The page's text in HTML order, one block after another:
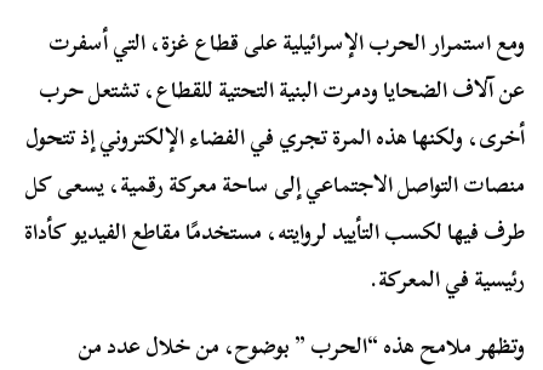
ومع استمرار الحرب الإسرائيلية على قطاع غزة، التي أسفرت
عن آلاف الضحايا ودمرت البنية التحتية للقطاع، تشتعل حرب
أخرى، ولكنها هذه المرة تجري في الفضاء الإلكتروني إذ تتحول
منصات التواصل الاجتماعي إلى ساحة معركة رقمية، يسعى كل
طرف فيها لكسب التأييد لروايته، مستخدمًا مقاطع الفيديو كأداة
رئيسية في المعركة.
وتظهر ملامح هذه “الحرب ” بوضوح، من خلال عدد من